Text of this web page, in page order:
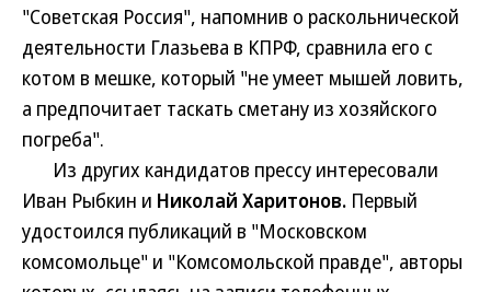
"Советская Россия", напомнив о раскольнической
деятельности Глазьева в КПРФ, сравнила его с
котом в мешке, который "не умеет мышей ловить,
а предпочитает таскать сметану из хозяйского
погреба".
Из других кандидатов прессу интересовали
Иван Рыбкин и Николай Харитонов. Первый
удостоился публикаций в "Московском
комсомольце" и "Комсомольской правде", авторы